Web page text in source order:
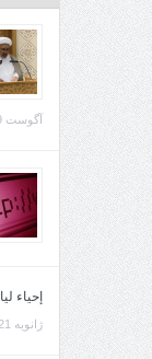
آگوست 29, 2025
إحياء
ژانویه 21, 2013